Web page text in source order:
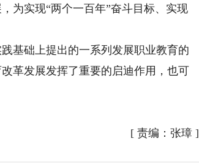
为实现“两个一百年”奋斗目标、实现
础上提出的一系列发展职业教育的
革发展发挥了重要的启迪作用，也可
[ 责编：张璋]